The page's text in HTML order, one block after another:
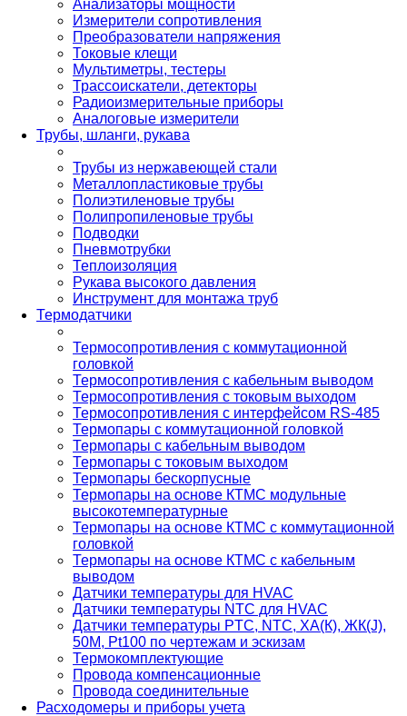
Анализаторы мощности
Измерители сопротивления
Преобразователи напряжения
Токовые клещи
Мультиметры, тестеры
Трассоискатели, детекторы
Радиоизмерительные приборы
Аналоговые измерители
Трубы, шланги, рукава
Трубы из нержавеющей стали
Металлопластиковые трубы
Полиэтиленовые трубы
Полипропиленовые трубы
Подводки
Пневмотрубки
Теплоизоляция
Рукава высокого давления
Инструмент для монтажа труб
Термодатчики
Термосопротивления с коммутационной
головкой
Термосопротивления с кабельным выводом
Термосопротивления с токовым выходом
Термосопротивления с интерфейсом RS-485
Термопары с коммутационной головкой
Термопары с кабельным выводом
Термопары с токовым выходом
Термопары бескорпусные
Термопары на основе КТМС модульные
высокотемпературные
Термопары на основе КТМС с коммутационной
головкой
Термопары на основе КТМС с кабельным
выводом
Датчики температуры для HVAC
Датчики температуры NTC для HVAC
Датчики температуры PTС, NTC, ХА(К), ЖК(J),
50М, Pt100 по чертежам и эскизам
Термокомплектующие
Провода компенсационные
Провода соединительные
Расходомеры и приборы учета